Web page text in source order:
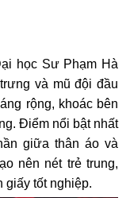
học Sư Phạm Hà
và mũ đội đầu
rộng, khoác bên
Điểm nổi bật nhất
giữa thân áo và
nên nét trẻ trung,
giấy tốt nghiệp.